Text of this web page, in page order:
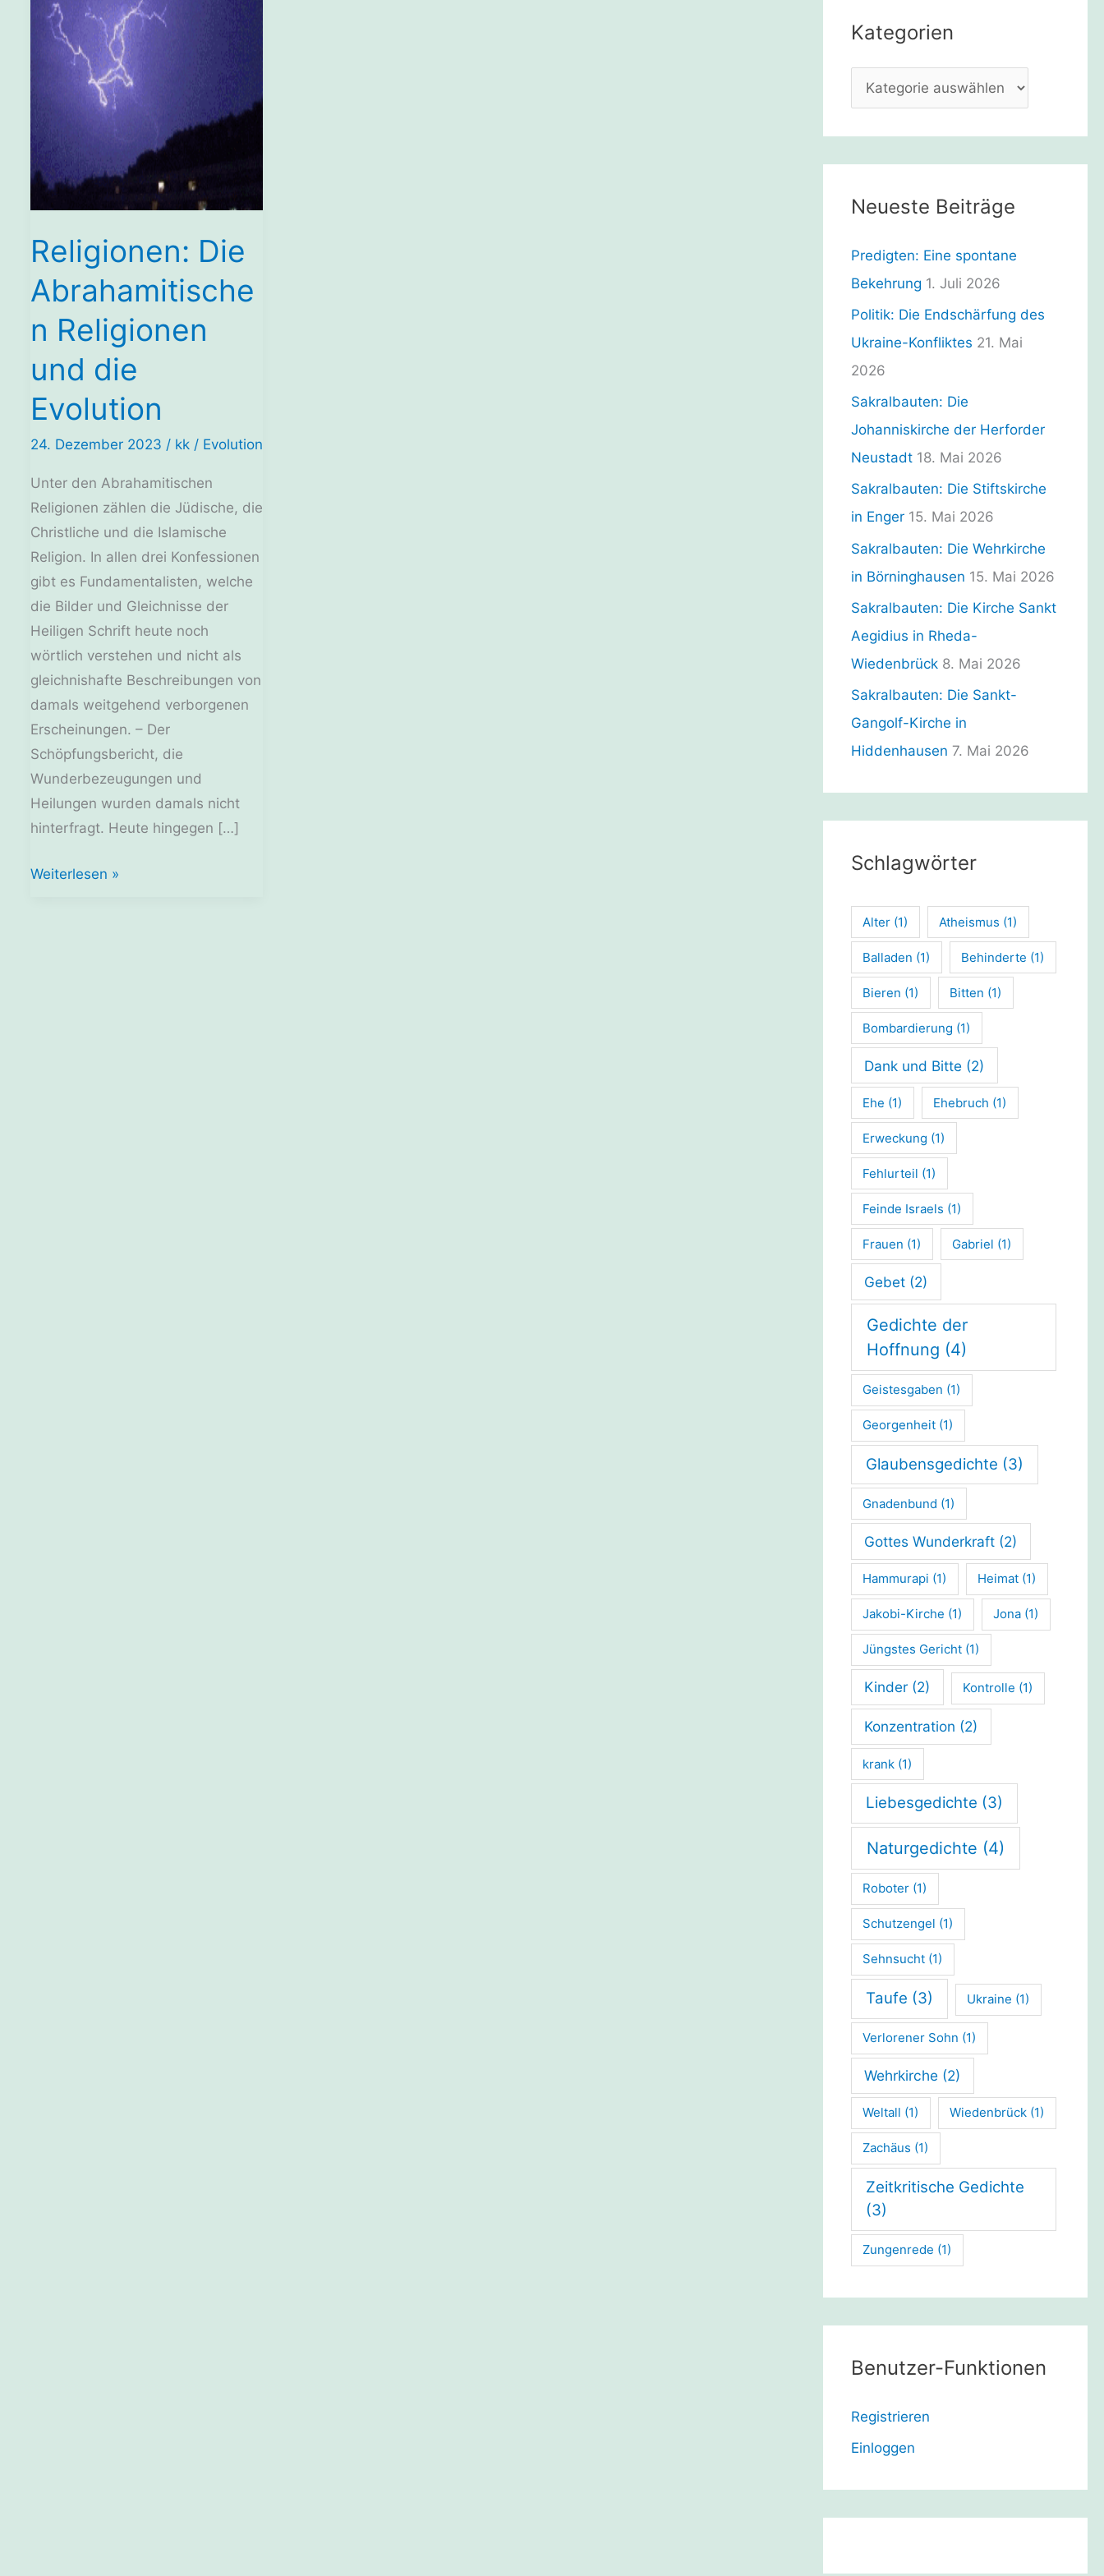
Religionen: Die
Abrahamitische
n Religionen
und die
Evolution
24. Dezember 2023 / kk / Evolution
Unter den Abrahamitischen
Religionen zählen die Jüdische, die
Christliche und die Islamische
Religion. In allen drei Konfessionen
gibt es Fundamentalisten, welche
die Bilder und Gleichnisse der
Heiligen Schrift heute noch
wörtlich verstehen und nicht als
gleichnishafte Beschreibungen von
damals weitgehend verborgenen
Erscheinungen. – Der
Schöpfungsbericht, die
Wunderbezeugungen und
Heilungen wurden damals nicht
hinterfragt. Heute hingegen […]
Religionen:
Weiterlesen »
n
n
Kategorien
a
t
e
r
i
Neueste Beiträge
Predigten: Eine spontane
Bekehrung 1. Juli 2026
Politik: Die Endschärfung des
Ukraine-Konfliktes 21. Mai
2026
Sakralbauten: Die
Johanniskirche der Herforder
Neustadt 18. Mai 2026
Sakralbauten: Die Stiftskirche
in Enger 15. Mai 2026
Sakralbauten: Die Wehrkirche
in Börninghausen 15. Mai 2026
Sakralbauten: Die Kirche Sankt
Aegidius in Rheda-
Wiedenbrück 8. Mai 2026
Sakralbauten: Die Sankt-
Gangolf-Kirche in
Hiddenhausen 7. Mai 2026
Schlagwörter
Alter (1) Atheismus (1)
Balladen (1) Behinderte (1)
Bieren (1) Bitten (1)
Bombardierung (1)
Dank und Bitte (2)
Ehe (1) Ehebruch (1)
Erweckung (1)
Fehlurteil (1)
Feinde Israels (1)
Frauen (1) Gabriel (1)
Gebet (2)
Gedichte der
Hoffnung (4)
Geistesgaben (1)
Georgenheit (1)
Glaubensgedichte (3)
Gnadenbund (1)
Gottes Wunderkraft (2)
Hammurapi (1) Heimat (1)
Jakobi-Kirche (1) Jona (1)
Jüngstes Gericht (1)
Kinder (2) Kontrolle (1)
Konzentration (2)
krank (1)
Liebesgedichte (3)
Naturgedichte (4)
Roboter (1)
Schutzengel (1)
Sehnsucht (1)
Taufe (3) Ukraine (1)
Verlorener Sohn (1)
Wehrkirche (2)
Weltall (1) Wiedenbrück (1)
Zachäus (1)
Zeitkritische Gedichte
(3)
Zungenrede (1)
Benutzer-Funktionen
Registrieren
Einloggen